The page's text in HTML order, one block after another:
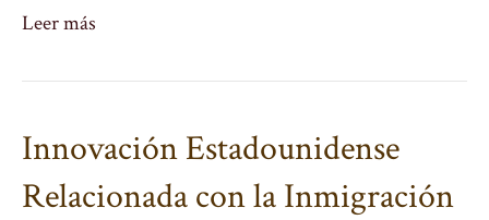
Leer más
Innovación Estadounidense
Relacionada con la Inmigración